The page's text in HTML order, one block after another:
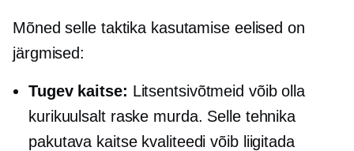
Mõned selle taktika kasutamise eelised on
järgmised:
Tugev kaitse: Litsentsivõtmeid võib olla
kurikuulsalt raske murda. Selle tehnika
pakutava kaitse kvaliteedi võib liigitada